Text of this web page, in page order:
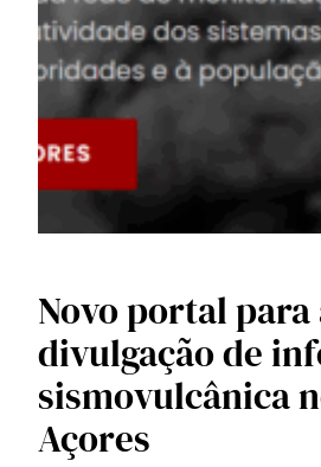
Novo portal para
divulgação de
sismovulcânica
Açores